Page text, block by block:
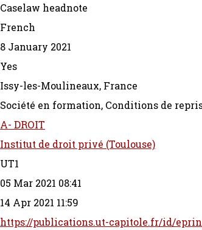
Caselaw headnote
French
8 January 2021
Yes
Issy-les-Moulineaux, France
Société en formation, Conditions de
A- DROIT
Institut de droit privé (Toulouse)
UT1
05 Mar 2021 08:41
14 Apr 2021 11:59
https://publications.ut-capitole.fr/id/